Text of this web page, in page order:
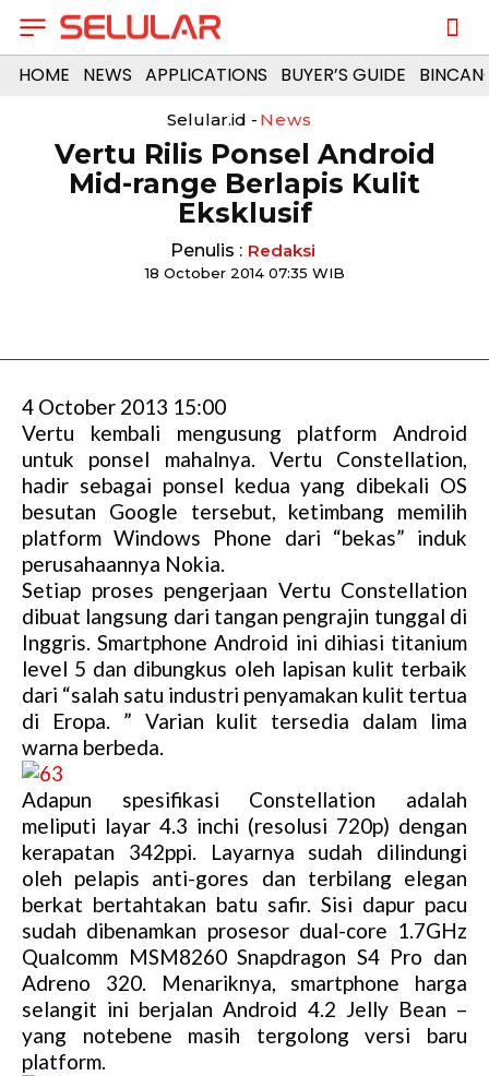
HOME NEWS APPLICATIONS BUYER’S GUIDE
Selular.id - News
Vertu Rilis Ponsel Android
Mid-range Berlapis Kulit
Eksklusif
Penulis : Redaksi
18 October 2014 07:35 WIB
4 October 2013 15:00
Vertu kembali mengusung platform Android
untuk ponsel mahalnya. Vertu Constellation,
hadir sebagai ponsel kedua yang dibekali OS
besutan Google tersebut, ketimbang memilih
platform Windows Phone dari “bekas” induk
perusahaannya Nokia.
Setiap proses pengerjaan Vertu Constellation
dibuat langsung dari tangan pengrajin tunggal di
Inggris. Smartphone Android ini dihiasi titanium
level 5 dan dibungkus oleh lapisan kulit terbaik
dari “salah satu industri penyamakan kulit tertua
di Eropa. ” Varian kulit tersedia dalam lima
warna berbeda.
Adapun spesifikasi Constellation adalah
meliputi layar 4.3 inchi (resolusi 720p) dengan
kerapatan 342ppi. Layarnya sudah dilindungi
oleh pelapis anti-gores dan terbilang elegan
berkat bertahtakan batu safir. Sisi dapur pacu
sudah dibenamkan prosesor dual-core 1.7GHz
Qualcomm MSM8260 Snapdragon S4 Pro dan
Adreno 320. Menariknya, smartphone harga
selangit ini berjalan Android 4.2 Jelly Bean –
yang notebene masih tergolong versi baru
platform.